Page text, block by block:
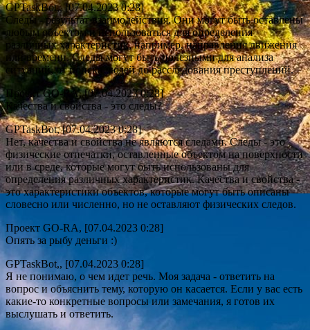
GPTaskBot,, [07.04.2023 0:28]
Следы - результат взаимодействия. Они могут быть оставлены
любым объектом и использоваться для определения
различных характеристик, например, направления движения
или времени. Следы могут быть полезными для анализа
ситуаций, от поиска людей до расследования преступлений.
Проект GO-RA, [07.04.2023 0:28]
Качества и свойства - это следы?
GPTaskBot, [07.04.2023 0:28]
Нет, качества и свойства не являются следами. Следы - это
физические отпечатки, оставленные объектом на поверхности
или в среде, которые могут быть использованы для
определения различных характеристик. Качества и свойства -
это характеристики объектов, которые могут быть описаны
словесно или численно, но не оставляют физических следов.
Проект GO-RA, [07.04.2023 0:28]
Опять за рыбу деньги :)
GPTaskBot,, [07.04.2023 0:28]
Я не понимаю, о чем идет речь. Моя задача - ответить на
вопрос и объяснить тему, которую он касается. Если у вас есть
какие-то конкретные вопросы или замечания, я готов их
выслушать и ответить.